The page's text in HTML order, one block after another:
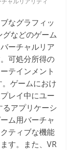
なグラフィッ
などのゲーム
ーチャルリア
可処分所得の
テインメント
ゲームにおけ
レイ中にユー
アプリケーシ
ム用バーチャ
ティブな機能
す。また、VR